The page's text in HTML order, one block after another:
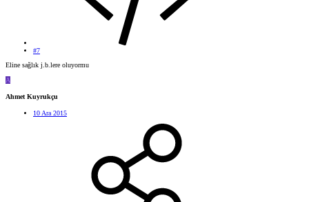
#7
Eline sağlık j.b.lere oluyormu
A
Ahmet Kuyrukçu
10 Ara 2015